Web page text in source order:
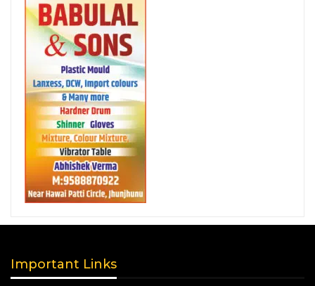
Important Links